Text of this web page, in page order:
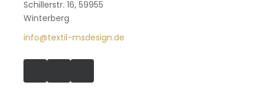
Schillerstr. 16, 59955
Winterberg
info@textil-msdesign.de